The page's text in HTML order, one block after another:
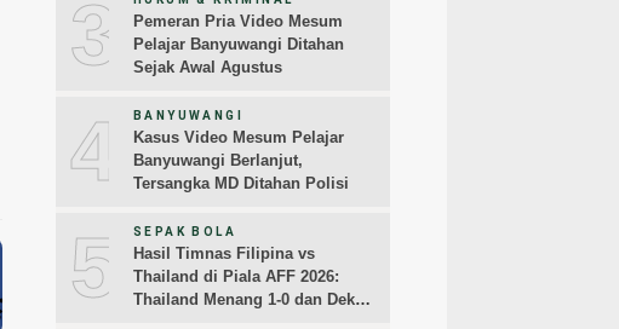
3
Pemeran Pria Video Mesum
Pelajar Banyuwangi Ditahan
Sejak Awal Agustus
4 BANYUWANGI
Kasus Video Mesum Pelajar
Banyuwangi Berlanjut,
Tersangka MD Ditahan Polisi
5 SEPAK BOLA
Hasil Timnas Filipina vs
Thailand di Piala AFF 2026:
Thailand Menang 1-0 dan Dekati